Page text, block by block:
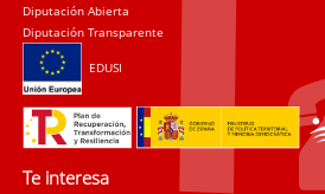
Diputación Abierta
Diputación Transparente
EDUSI
Te interesa